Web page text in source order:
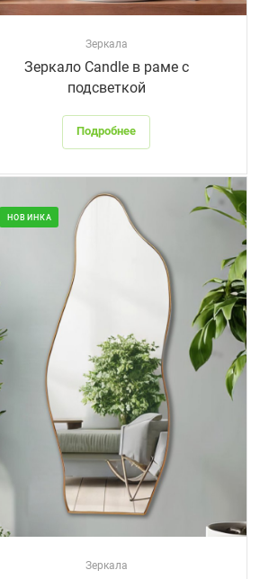
Зеркала
Зеркало Candle в раме с
подсветкой
Подробнее
НОВИНКА
Зеркала